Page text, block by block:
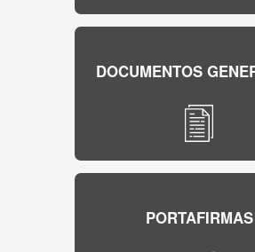
DOCUMENTOS
PORTAFIRMAS